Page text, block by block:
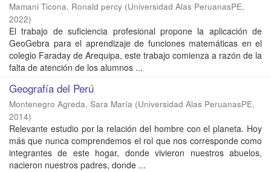
Mamani Ticona, Ronald percy (Universidad Alas PeruanasPE,
2022)
El trabajo de suficiencia profesional propone la aplicación de
GeoGebra para el aprendizaje de funciones matemáticas en el
colegio Faraday de Arequipa, este trabajo comienza a razón de la
falta de atención de los alumnos ...
Geografía del Perú
Montenegro Agreda, Sara María (Universidad Alas PeruanasPE,
2014)
Relevante estudio por la relación del hombre con el planeta. Hoy
más que nunca comprendemos el rol que nos corresponde como
integrantes de este hogar, donde vivieron nuestros abuelos,
nacieron nuestros padres, donde ...